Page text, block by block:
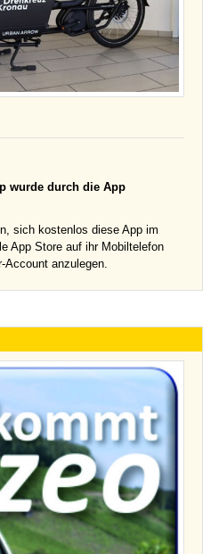
wurde durch die App
sich kostenlos diese App im
App Store auf ihr Mobiltelefon
Account anzulegen.